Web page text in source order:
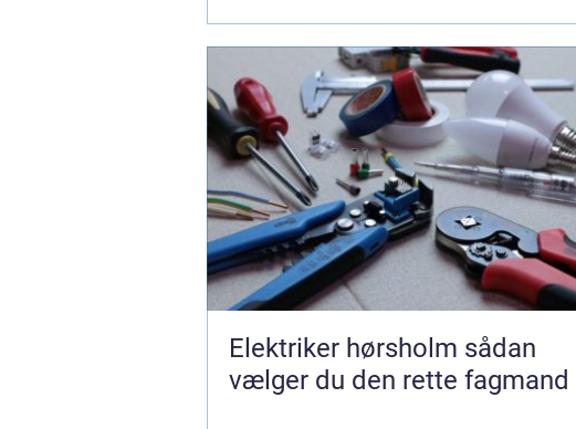
Elektriker hørsholm sådan
vælger du den rette fagmand